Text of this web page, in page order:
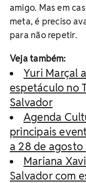
amigo. Mas em
meta, é preciso
para não repetir.
Veja também:
Yuri Marçal
espetáculo no
Salvador
Agenda
principais
a 28 de agosto
Mariana
Salvador com